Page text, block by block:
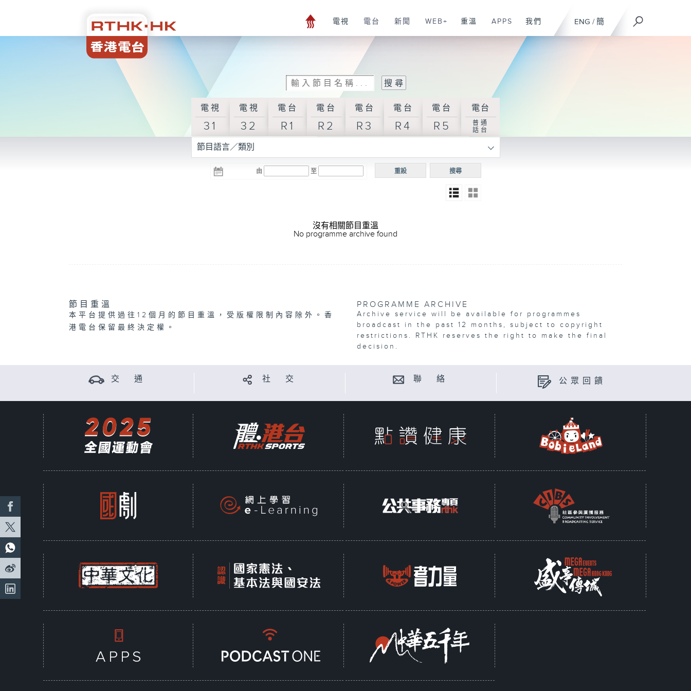
ENG / 簡
電視 電台 新聞 WEB+ 重溫 APPS 我們
電視
31
電視
32
電台
R1
電台
R2
電台
R3
電台
R4
電台
R5
電台
普通
話台
節目語言／類別
由 至 搜尋
重設
沒有相關節目重溫
No programme archive found
節目重溫
本平台提供過往12個月的節目重溫，受版權限制內容除外。香
港電台保留最終決定權。
PROGRAMME ARCHIVE
Archive service will be available for programmes
broadcast in the past 12 months, subject to copyright
restrictions. RTHK reserves the right to make the final
decision.
交 通 社 交 聯 絡 公眾回饋